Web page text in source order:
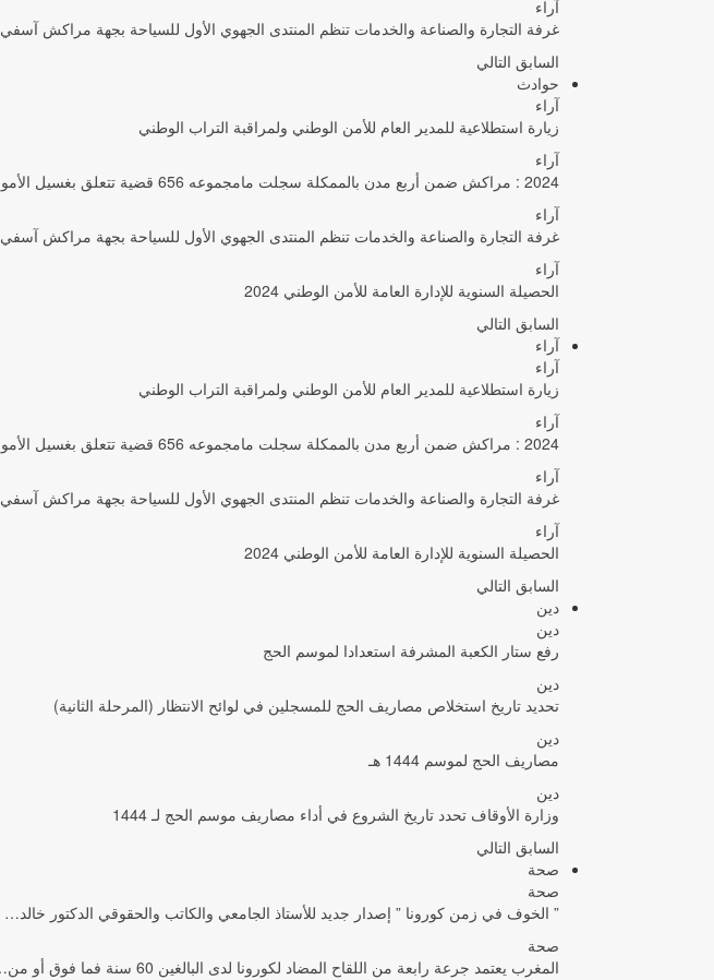
آراء
غرفة التجارة والصناعة والخدمات تنظم المنتدى الجهوي الأول للسياحة بجهة مراكش آسفي
السابق التالي
حوادث
آراء
زيارة استطلاعية للمدير العام للأمن الوطني ولمراقبة التراب الوطني
آراء
2024 : مراكش ضمن أربع مدن بالممكلة سجلت مامجموعه 656 قضية تتعلق بغسيل الأموال
آراء
غرفة التجارة والصناعة والخدمات تنظم المنتدى الجهوي الأول للسياحة بجهة مراكش آسفي
آراء
الحصيلة السنوية للإدارة العامة للأمن الوطني 2024
السابق التالي
آراء
آراء
زيارة استطلاعية للمدير العام للأمن الوطني ولمراقبة التراب الوطني
آراء
2024 : مراكش ضمن أربع مدن بالممكلة سجلت مامجموعه 656 قضية تتعلق بغسيل الأموال
آراء
غرفة التجارة والصناعة والخدمات تنظم المنتدى الجهوي الأول للسياحة بجهة مراكش آسفي
آراء
الحصيلة السنوية للإدارة العامة للأمن الوطني 2024
السابق التالي
دين
دين
رفع ستار الكعبة المشرفة استعدادا لموسم الحج
دين
تحديد تاريخ استخلاص مصاريف الحج للمسجلين في لوائح الانتظار (المرحلة الثانية)
دين
مصاريف الحج لموسم 1444 هـ
دين
وزارة الأوقاف تحدد تاريخ الشروع في أداء مصاريف موسم الحج لـ 1444
السابق التالي
صحة
صحة
” الخوف في زمن كورونا ” إصدار جديد للأستاذ الجامعي والكاتب والحقوقي الدكتور خالد…
صحة
المغرب يعتمد جرعة رابعة من اللقاح المضاد لكورونا لدى البالغين 60 سنة فما فوق أو من…